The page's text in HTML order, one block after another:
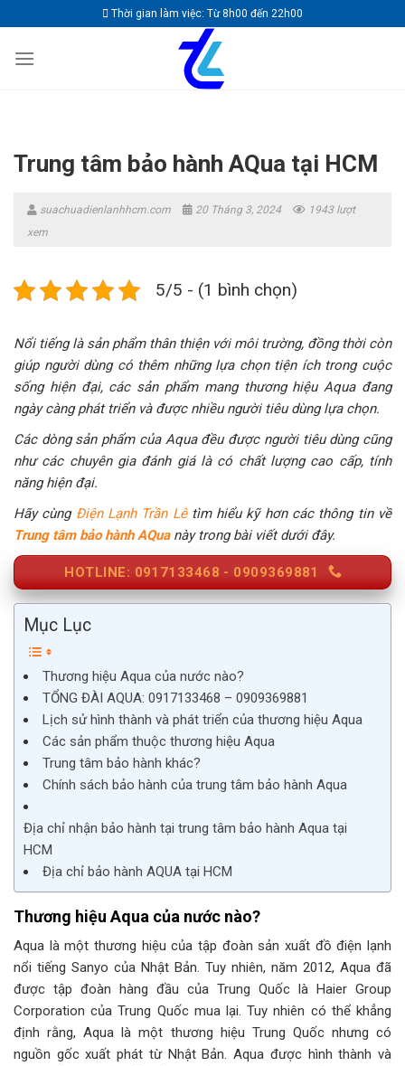
to
content
Thời gian làm việc: Từ 8h00 đến 22h00
Trung tâm bảo hành AQua tại HCM
suachuadienlanhhcm.com 20 Tháng 3, 2024
1943 lượt
xem
5/5 - (1 bình chọn)
Nổi tiếng là sản phẩm thân thiện với môi trường, đồng thời còn
giúp người dùng có thêm những lựa chọn tiện ích trong cuộc
sống hiện đại, các sản phẩm mang thương hiệu Aqua đang
ngày càng phát triển và được nhiều người tiêu dùng lựa chọn.
Các dòng sản phẩm của Aqua đều được người tiêu dùng cũng
như các chuyên gia đánh giá là có chất lượng cao cấp, tính
năng hiện đại.
Hãy cùng Điện Lạnh Trần Lêtìm hiểu kỹ hơn các thông tin về
Trung tâm bảo hành AQuanày trong bài viết dưới đây.
HOTLINE: 0917133468 - 0909369881
Mục Lục
Thương hiệu Aqua của nước nào?
TỔNG ĐÀI AQUA: 0917133468 – 0909369881
Lịch sử hình thành và phát triển của thương hiệu Aqua
Các sản phẩm thuộc thương hiệu Aqua
Trung tâm bảo hành khác?
Chính sách bảo hành của trung tâm bảo hành Aqua
Địa chỉ nhận bảo hành tại trung tâm bảo hành Aqua tại
HCM
Địa chỉ bảo hành AQUA tại HCM
Thương hiệu Aqua của nước nào?
Aqua là một thương hiệu của tập đoàn sản xuất đồ điện lạnh
nổi tiếng Sanyo của Nhật Bản. Tuy nhiên, năm 2012, Aqua đã
được tập đoàn hàng đầu của Trung Quốc là Haier Group
Corporation của Trung Quốc mua lại. Tuy nhiên có thể khẳng
định rằng, Aqua là một thương hiệu Trung Quốc nhưng có
nguồn gốc xuất phát từ Nhật Bản. Aqua được hình thành và